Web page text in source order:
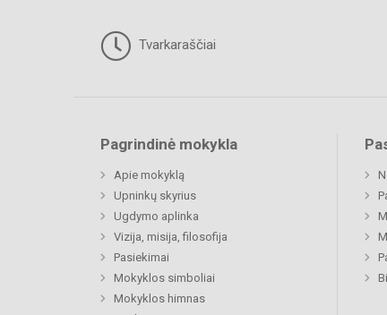
Tvarkaraščiai
Pagrindinė mokykla
Apie mokyklą
Upninkų skyrius
Ugdymo aplinka
Vizija, misija, filosofija
Pasiekimai
Mokyklos simboliai
Mokyklos himnas